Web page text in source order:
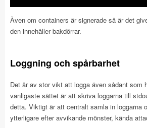
Även om containers är signerade så är det
den innehåller bakdörrar.
Loggning och spårbarhet
Det är av stor vikt att logga även sådant som
vanligaste sättet är att skriva loggarna till
detta. Viktigt är att centralt samla in loggarna
ytterligare efter avvikande mönster, kända